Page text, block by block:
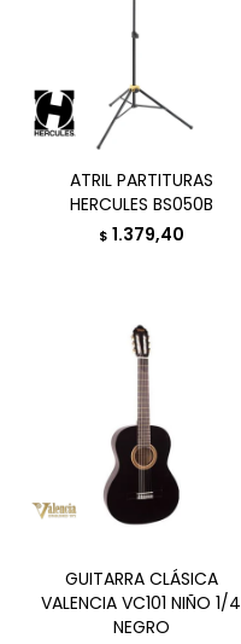
ATRIL PARTITURAS
HERCULES BS050B
$ 1.379,40
GUITARRA CLÁSICA
VALENCIA VC101 NIÑO 1/4
NEGRO